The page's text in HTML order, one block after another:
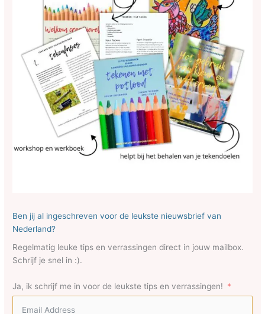
Ben jij al ingeschreven voor de leukste nieuwsbrief van
Nederland?
Regelmatig leuke tips en verrassingen direct in jouw mailbox.
Schrijf je snel in :).
Ja, ik schrijf me in voor de leukste tips en verrassingen!